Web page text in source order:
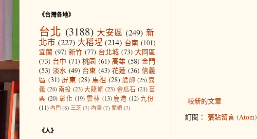
較新的文章
訂閱： 張貼留言 (Atom)
《台灣各地》
台北 (3188) 大安區 (249) 新
北市 (227) 大稻埕 (214) 台南 (101)
宜蘭 (97) 新竹 (77) 台北城 (73) 大同區
(73) 台中 (71) 桃園 (61) 高雄 (58) 金門
(53) 淡水 (49) 台東 (43) 花蓮 (36) 信義
區 (31) 屏東 (28) 馬祖 (28) 艋舺 (25) 嘉
義 (24) 南投 (23)大龍峒 (23) 金瓜石 (21)苗
栗 (20) 彰化 (19) 雲林 (13) 鹿港 (12) 九份
(11) 內門 (8) 三芝 (7) 內灣 (7) 蘭嶼 (7)
《人》